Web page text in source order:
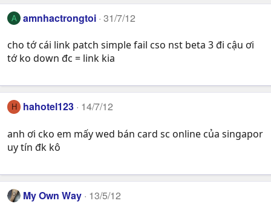
A amnhactrongtoi 31/7/12
cho tớ cái link patch simple fail cso nst beta 3 đi cậu ơi
tớ ko down đc = link kia
H hahotel123 14/7/12
anh ơi cko em mấy wed bán card sc online của singapor
uy tín đk kô
My Own Way 13/5/12